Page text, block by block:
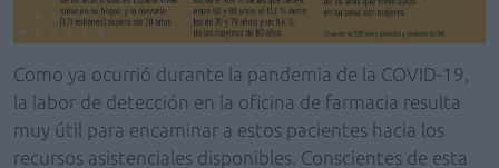
Como ya ocurrió durante la pandemia de la COVID-19,
la labor de detección en la oficina de farmacia resulta
muy útil para encaminar a estos pacientes hacia los
recursos asistenciales disponibles. Conscientes de esta